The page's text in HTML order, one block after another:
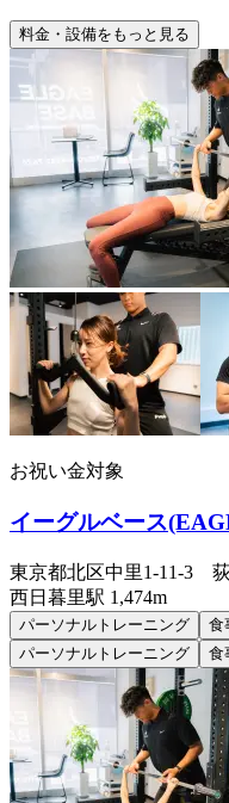
料金・設備をもっと見る
お祝い金対象
イーグルベース
東京都北区中里1-11-3
西日暮里駅 1,474m
パーソナルトレーニング 食
パーソナルトレーニング
食